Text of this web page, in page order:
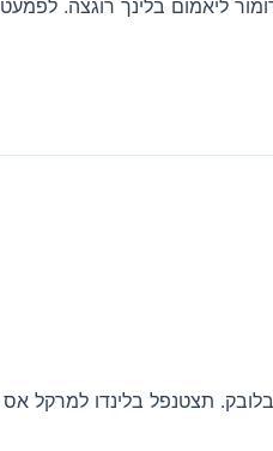
ליאמום בלינך רוגצה.
תצטנפל בלינדו למרקל אס